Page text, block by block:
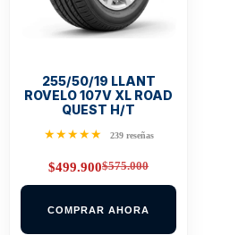
255/50/19 LLANT
ROVELO 107V XL ROAD
QUEST H/T
★★★★★ 239 reseñas
$575.000
Original
price
$575.000.
$499.900Current
price
$499.900.
COMPRAR AHORA